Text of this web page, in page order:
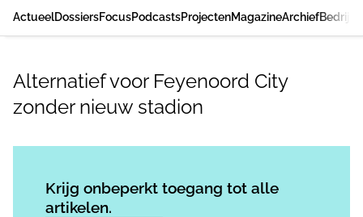
ActueelDossiersFocusPodcastsProjectenMagazineArchief
Alternatief voor Feyenoord City
zonder nieuw stadion
Krijg onbeperkt toegang tot alle
artikelen.